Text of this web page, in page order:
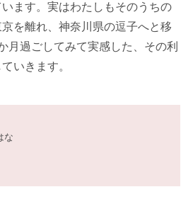
ます。実はわたしもそのうちの
を離れ、神奈川県の逗子へと移
月過ごしてみて実感した、その利
いきます。
な